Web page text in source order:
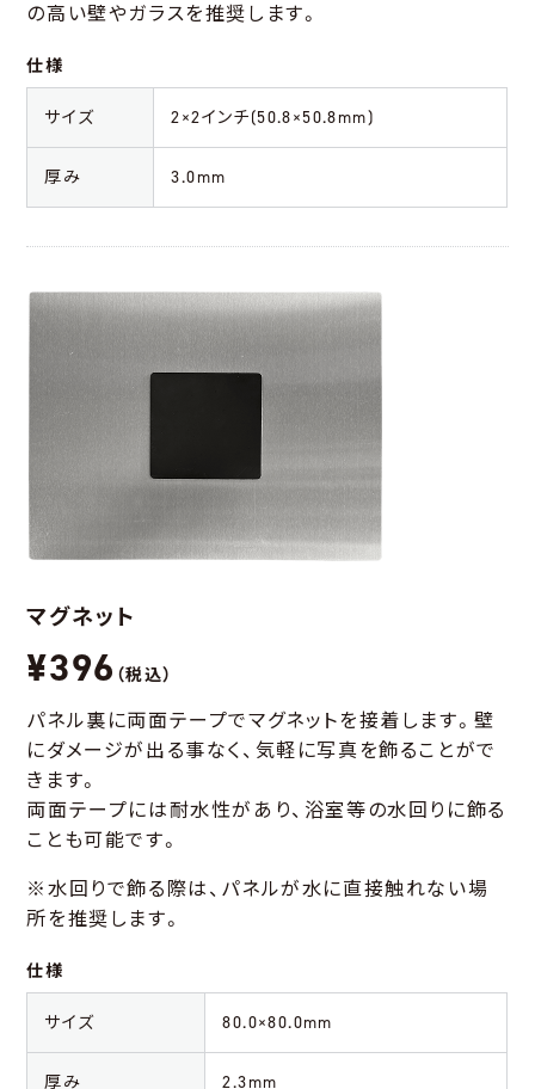
の高い壁やガラスを推奨します。
仕様
サイズ 2×2インチ(50.8×50.8mm)
厚み 3.0mm
マグネット
¥396 （税込）
パネル裏に両面テープでマグネットを接着します。壁
にダメージが出る事なく、気軽に写真を飾ることがで
きます。
両面テープには耐水性があり、浴室等の水回りに飾る
ことも可能です。
※水回りで飾る際は、パネルが水に直接触れない場
所を推奨します。
仕様
サイズ 80.0×80.0mm
厚み 2.3mm